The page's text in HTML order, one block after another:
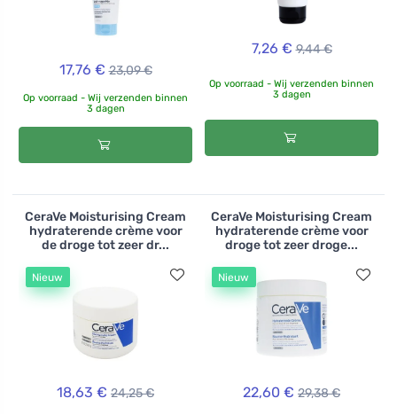
17,76 € 23,09 €
Op voorraad - Wij verzenden binnen
3 dagen
7,26 € 9,44 €
Op voorraad - Wij verzenden binnen
3 dagen
CeraVe Moisturising Cream
hydraterende crème voor
de droge tot zeer dr...
Nieuw
18,63 € 24,25 €
CeraVe Moisturising Cream
hydraterende crème voor
droge tot zeer droge...
Nieuw
22,60 € 29,38 €